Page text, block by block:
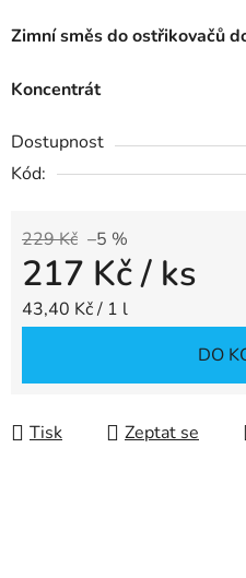
Zimní směs do ostřikovačů
Koncentrát
Dostupnost
Kód:
229 Kč –5 %
217 Kč/ ks
Měrná cena:
43,40 Kč / 1 l
DO
Tisk Zeptat se